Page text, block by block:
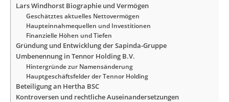
Lars Windhorst Biographie und Vermögen
Geschätztes aktuelles Nettovermögen
Haupteinnahmequellen und Investitionen
Finanzielle Höhen und Tiefen
Gründung und Entwicklung der Sapinda-Gruppe
Umbenennung in Tennor Holding B.V.
Hintergründe zur Namensänderung
Hauptgeschäftsfelder der Tennor Holding
Beteiligung an Hertha BSC
Kontroversen und rechtliche Auseinandersetzungen